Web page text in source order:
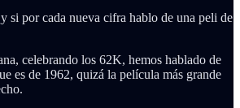
si por cada nueva cifra hablo de una peli de
celebrando los 62K, hemos hablado de
es de 1962, quizá la película más grande